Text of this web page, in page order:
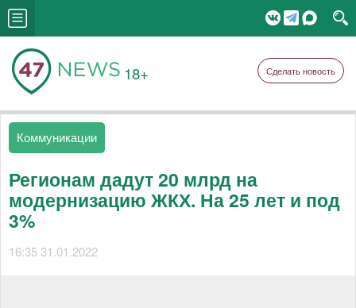
18+ Сделать новость
Коммуникации
Регионам дадут 20 млрд на
модернизацию ЖКХ. На 25 лет и под
3%
16:35 31.01.2022